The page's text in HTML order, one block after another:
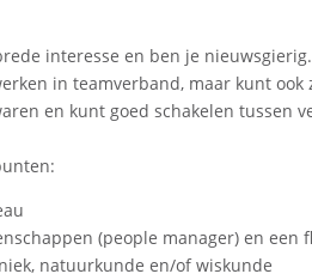
interesse en ben je
in teamverband, maar kunt
en kunt goed schakelen tussen
(people manager) en een
natuurkunde en/of wiskunde